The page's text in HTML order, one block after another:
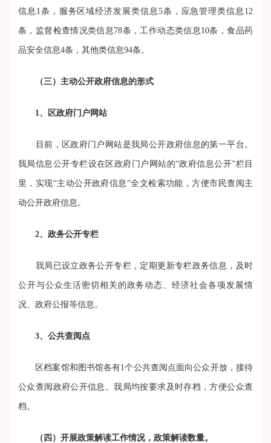
信息1条，服务区域经济发展类信息5条，应急管理类信息12
条，监督检查情况类信息78条，工作动态类信息10条，食品药
品安全信息4条，其他类信息94条。
（三）主动公开政府信息的形式
1、区政府门户网站
目前，区政府门户网站是我局公开政府信息的第一平台。
我局信息公开专栏设在区政府门户网站的“政府信息公开”栏目
里，实现“主动公开政府信息”全文检索功能，方便市民查阅主
动公开政府信息。
2、政务公开专栏
我局已设立政务公开专栏，定期更新专栏政务信息，及时
公开与公众生活密切相关的政务动态、经济社会各项发展情
况、政府公报等信息。
3、公共查阅点
区档案馆和图书馆各有1个公共查阅点面向公众开放，接待
公众查阅政府公开信息。我局均按要求及时存档，方便公众查
档。
（四）开展政策解读工作情况，政策解读数量。